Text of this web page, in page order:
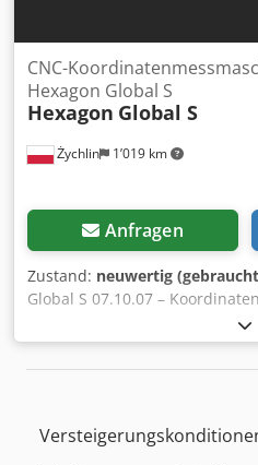
Żychlin 1’019 km
CNC-
Hexagon Global S
Hexagon Global S
Anfragen
Zustand: neuwertig
Global S 07.10.07 –
Hexagon Global S ist ein
Koordinatenmessgerät (KMG),
Dimensionskontrolle von
Portalstruktur aus Granit und